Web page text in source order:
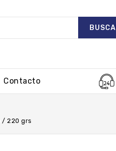
Contacto
/ 220 grs